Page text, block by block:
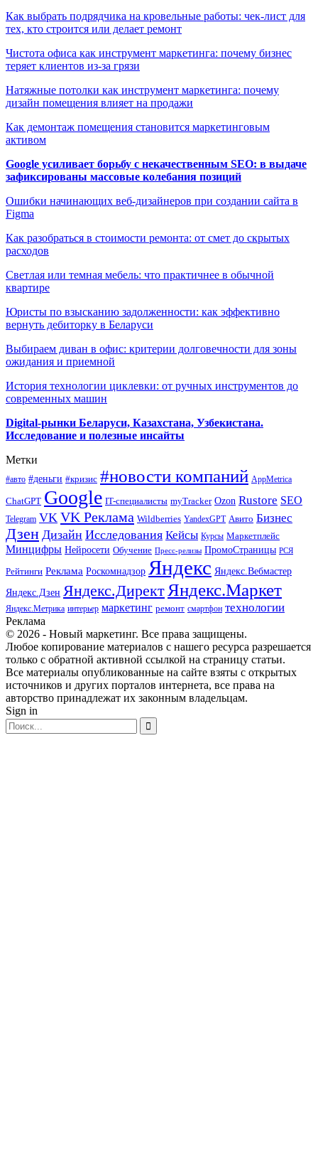
Как выбрать подрядчика на кровельные работы: чек-лист для
тех, кто строится или делает ремонт
Чистота офиса как инструмент маркетинга: почему бизнес
теряет клиентов из-за грязи
Натяжные потолки как инструмент маркетинга: почему
дизайн помещения влияет на продажи
Как демонтаж помещения становится маркетинговым
активом
Google усиливает борьбу с некачественным SEO: в выдаче
зафиксированы массовые колебания позиций
Ошибки начинающих веб-дизайнеров при создании сайта в
Figma
Как разобраться в стоимости ремонта: от смет до скрытых
расходов
Светлая или темная мебель: что практичнее в обычной
квартире
Юристы по взысканию задолженности: как эффективно
вернуть дебиторку в Беларуси
Выбираем диван в офис: критерии долговечности для зоны
ожидания и приемной
История технологии циклевки: от ручных инструментов до
современных машин
Digital-рынки Беларуси, Казахстана, Узбекистана.
Исследование и полезные инсайты
Метки
#авто #деньги #кризис #новости компаний AppMetrica
ChatGPT Google IT-специалисты myTracker Ozon Rustore SEO
Telegram VK VK Реклама Wildberries YandexGPT Авито Бизнес
Дзен Дизайн Исследования Кейсы Курсы Маркетплейс
Минцифры Нейросети Обучение Пресс-релизы ПромоСтраницы РСЯ
Рейтинги Реклама Роскомнадзор Яндекс Яндекс.Вебмастер
Яндекс.Дзен Яндекс.ДиректЯндекс.Маркет
Яндекс.Метрика интерьер маркетинг ремонт смартфон технологии
Реклама
© 2026 - Новый маркетинг. Все права защищены.
Любое копирование материалов с нашего ресурса разрешается
только с обратной активной ссылкой на страницу статьи.
Все материалы опубликованные на сайте взяты с открытых
источников и других порталов интернета, все права на
авторство принадлежат их законным владельцам.
Sign in